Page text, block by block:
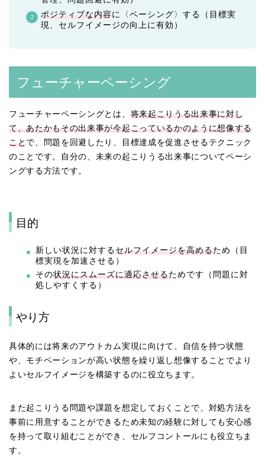
ポジティブな内容に〈ペーシング〉する（目標実
現、セルフイメージの向上に有効）
フューチャーペーシング
フューチャーペーシングとは、 将来起こりうる出来事に対し
て、あたかもその出来事が今起こっているかのように想像する
ことで、問題を回避したり、目標達成を促進させるテクニック
のことです。自分の、未来の起こりうる出来事についてペーシ
ングする方法です。
目的
新しい状況に対するセルフイメージを高めるため（目
標実現を加速させる）
その状況にスムーズに適応させるためです（問題に対
処しやすくする）
やり方
具体的には将来のアウトカム実現に向けて、自信を持つ状態
や、モチベーションが高い状態を繰り返し想像することでより
よいセルフイメージを構築するのに役立ちます。
また起こりうる問題や課題を想定しておくことで、対処方法を
事前に用意することができるため未知の経験に対しても安心感
を持って取り組むことができ、セルフコントールにも役立ちま
す。